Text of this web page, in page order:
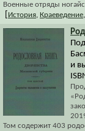
Военные отряды
История, Краеведение
и
Том содержит 403